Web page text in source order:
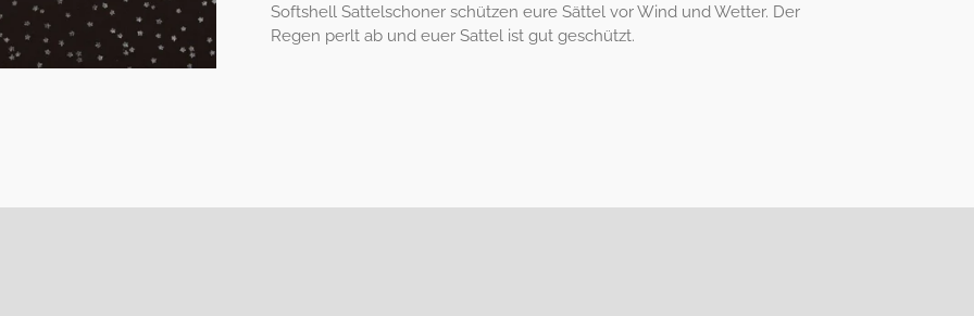
Softshell Sattelschoner schützen eure Sättel vor Wind und Wetter. Der
Regen perlt ab und euer Sattel ist gut geschützt.